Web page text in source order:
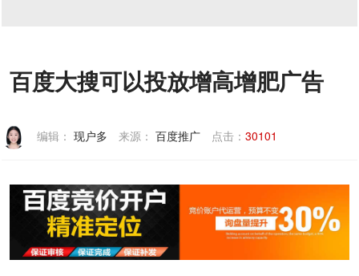
联系我们
百度大搜可以投放增高增肥广告
编辑： 现户多 来源： 百度推广 点击： 30101